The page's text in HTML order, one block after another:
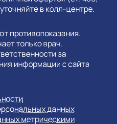
в колл-центре.
противопоказания.
только врач.
за
информации с сайта
данных
метрическими